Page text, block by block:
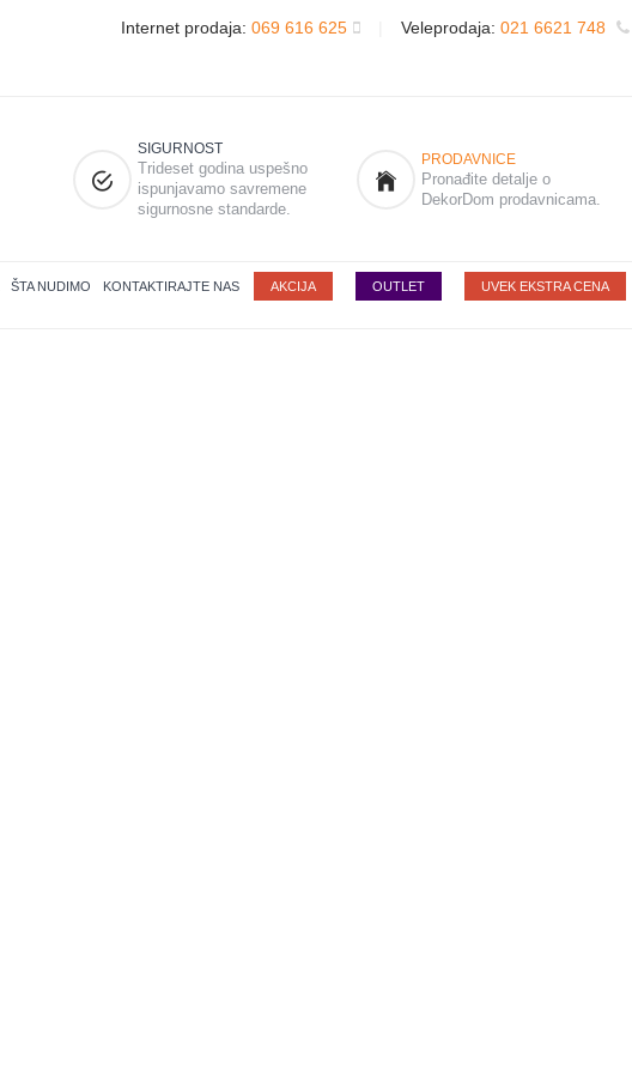
Internet prodaja: 069 616 625 Veleprodaja: 021 6621 748
SIGURNOST
Trideset godina uspešno
ispunjavamo savremene
sigurnosne standarde.
PRODAVNICE
Pronađite detalje o
DekorDom prodavnicama.
ŠTA NUDIMO KONTAKTIRAJTE NAS AKCIJA OUTLET UVEK EKSTRA CENA